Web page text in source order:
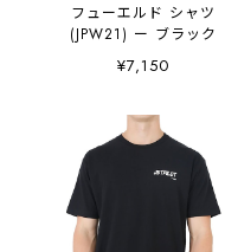
フューエルド シャツ
(JPW21) ー ブラック
¥7,150